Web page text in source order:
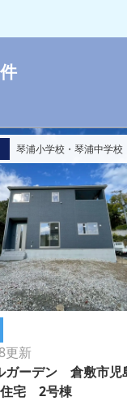
琴浦小学校・琴浦中学校
更新
ガーデン 倉敷市児
住宅 2号棟